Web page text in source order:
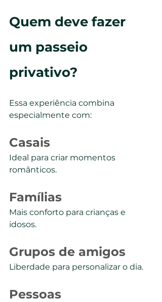
Quem deve fazer
um passeio
privativo?
Essa experiência combina
especialmente com:
Casais
Ideal para criar momentos
românticos.
Famílias
Mais conforto para crianças e
idosos.
Grupos de amigos
Liberdade para personalizar o dia.
Pessoas